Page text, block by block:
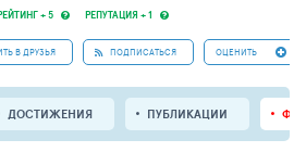
+ 5 РЕПУТАЦИЯ + 1
В ДРУЗЬЯ ПОДПИСАТЬСЯ ОЦЕНИТЬ
ДОСТИЖЕНИЯ ПУБЛИКАЦИИ